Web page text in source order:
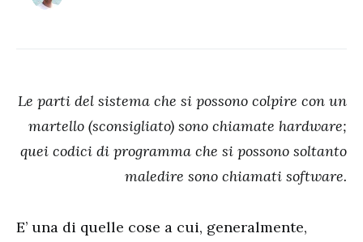
Le parti del sistema che si possono colpire con un
martello (sconsigliato) sono chiamate hardware;
quei codici di programma che si possono soltanto
maledire sono chiamati software.
E’ una di quelle cose a cui, generalmente,